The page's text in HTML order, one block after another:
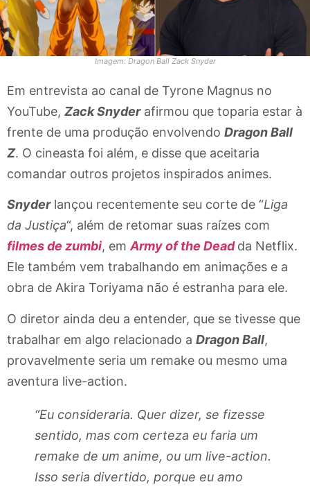
Imagem: Dragon Ball Zack Snyder
Em entrevista ao canal de Tyrone Magnus no
YouTube, Zack Snyderafirmou que toparia estar à
frente de uma produção envolvendo Dragon Ball
Z. O cineasta foi além, e disse que aceitaria
comandar outros projetos inspirados animes.
Snyderlançou recentemente seu corte de “Liga
da Justiça“, além de retomar suas raízes com
filmes de zumbi, emArmy of the Deadda Netflix.
Ele também vem trabalhando em animações e a
obra de Akira Toriyama não é estranha para ele.
O diretor ainda deu a entender, que se tivesse que
trabalhar em algo relacionado a Dragon Ball,
provavelmente seria um remake ou mesmo uma
aventura live-action.
“Eu consideraria. Quer dizer, se fizesse
sentido, mas com certeza eu faria um
remake de um anime, ou um live-action.
Isso seria divertido, porque eu amo